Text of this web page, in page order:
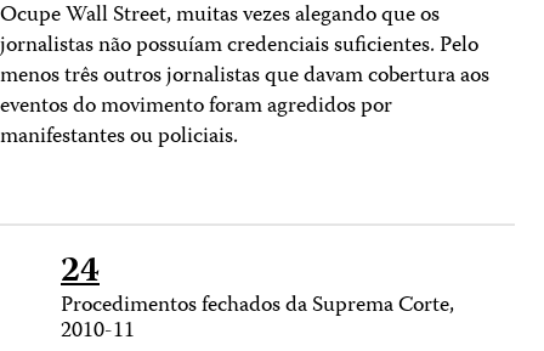
Ocupe Wall Street, muitas vezes alegando que os
jornalistas não possuíam credenciais suficientes. Pelo
menos três outros jornalistas que davam cobertura aos
eventos do movimento foram agredidos por
manifestantes ou policiais.
24
Procedimentos fechados da Suprema Corte,
2010-11